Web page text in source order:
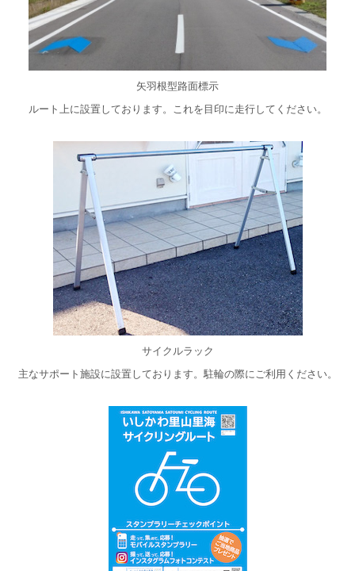
矢羽根型路面標示
ルート上に設置しております。これを目印に走行してください。
サイクルラック
主なサポート施設に設置しております。駐輪の際にご利用ください。